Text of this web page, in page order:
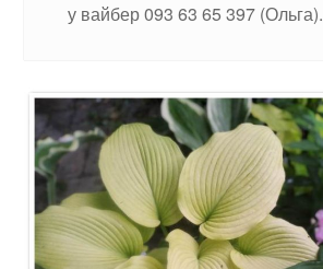
у вайбер 093 63 65 397 (Ольга).